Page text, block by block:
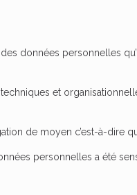
données personnelles
et
de moyen c’est-à-
personnelles a été